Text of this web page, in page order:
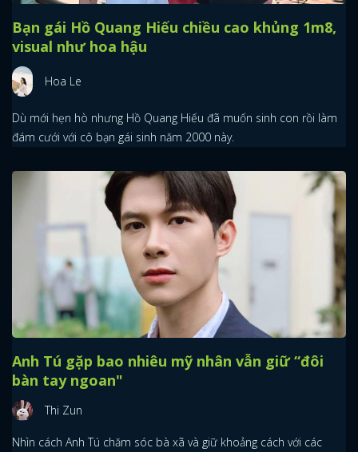
Bạn gái Hồ Quang Hiếu chiều cao khủng 1m8,
visual như hoa hậu
Hoa Le
Dù mới hẹn hò nhưng Hồ Quang Hiếu đã muốn sinh con rồi làm
đám cưới với cô bạn gái sinh năm 2000 này.
Anh Tú gặp bao nhiêu mỹ nhân vẫn giữ “đôi
bàn tay ngoan"
Thi Zun
Nhìn cách Anh Tú chăm sóc bà xã và giữ khoảng cách với các